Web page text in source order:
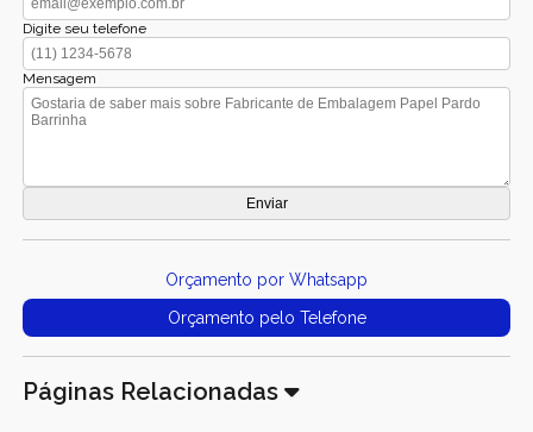
Digite seu telefone
Mensagem
Orçamento por Whatsapp
Orçamento pelo Telefone
Páginas Relacionadas